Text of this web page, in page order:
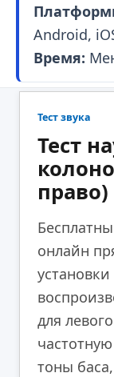
Android,
Время:
Тест звука
Тест
право)
онлайн
для
тоны